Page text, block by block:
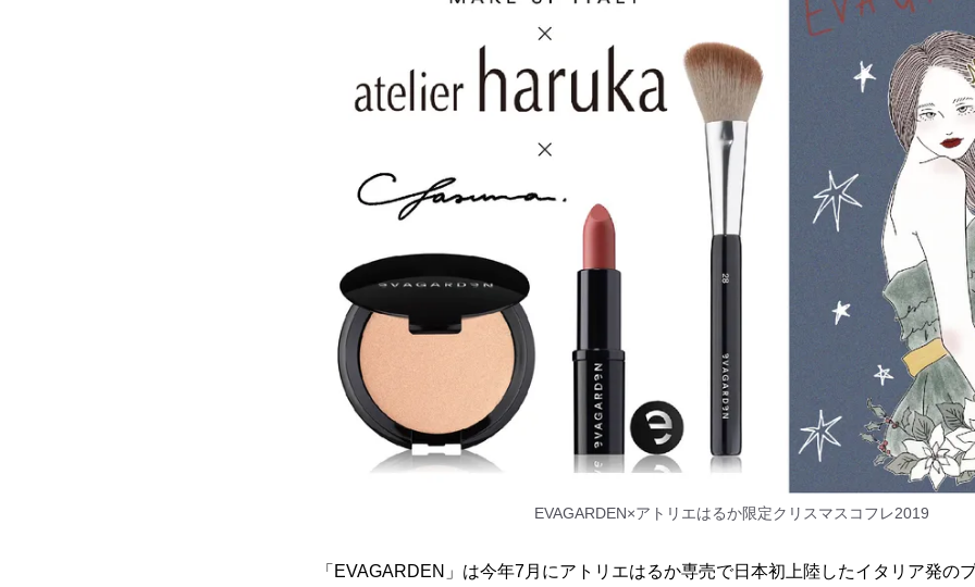
EVAGARDEN×アトリエはるか限定クリスマスコフレ2019
「EVAGARDEN」は今年7月にアトリエはるか専売で日本初上陸したイタリア発の